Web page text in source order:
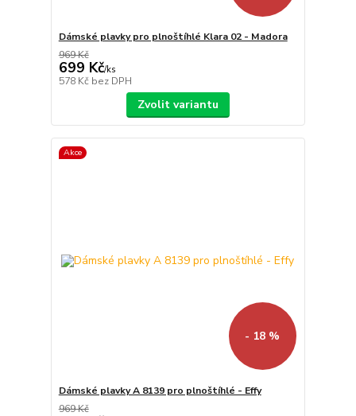
Dámské plavky pro plnoštíhlé Klara 02 - Madora
969 Kč
699 Kč/ks
578 Kč bez DPH
Zvolit variantu
Akce
- 18 %
Dámské plavky A 8139 pro plnoštíhlé - Effy
969 Kč